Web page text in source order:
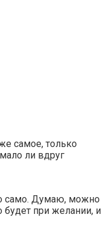
самое, только
ли вдруг
само. Думаю, можно
при желании, и